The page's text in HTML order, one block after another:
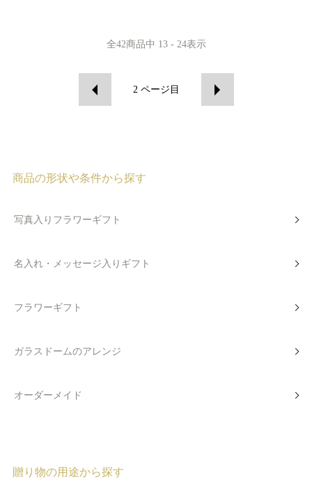
全42商品中 13 - 24表示
2 ページ目
商品の形状や条件から探す
写真入りフラワーギフト
名入れ・メッセージ入りギフト
フラワーギフト
ガラスドームのアレンジ
オーダーメイド
贈り物の用途から探す